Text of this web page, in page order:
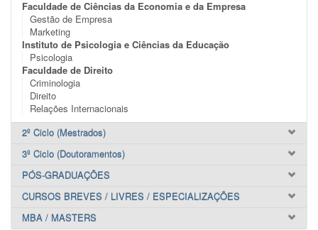
Faculdade de Ciências da Economia e da Empresa
Gestão de Empresa
Marketing
Instituto de Psicologia e Ciências da Educação
Psicologia
Faculdade de Direito
Criminologia
Direito
Relações Internacionais
2º Ciclo (Mestrados)
3º Ciclo (Doutoramentos)
PÓS-GRADUAÇÕES
CURSOS BREVES / LIVRES / ESPECIALIZAÇÕES
MBA / MASTERS